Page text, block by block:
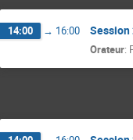
14:00 → 16:00 Session
Orateur: